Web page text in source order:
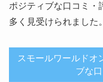
ポジティブな口コミ・
多く見受けられました。
スモールワールドオ
ブな